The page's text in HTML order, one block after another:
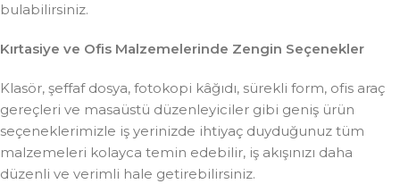
bulabilirsiniz.
Kırtasiye ve Ofis Malzemelerinde Zengin Seçenekler
Klasör, şeffaf dosya, fotokopi kâğıdı, sürekli form, ofis araç
gereçleri ve masaüstü düzenleyiciler gibi geniş ürün
seçeneklerimizle iş yerinizde ihtiyaç duyduğunuz tüm
malzemeleri kolayca temin edebilir, iş akışınızı daha
düzenli ve verimli hale getirebilirsiniz.